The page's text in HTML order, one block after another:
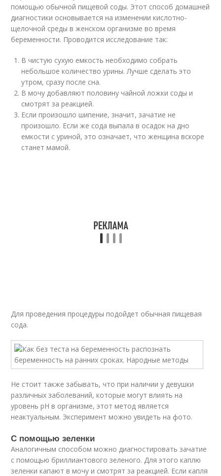
помощью обычной пищевой соды. Этот способ домашней
диагностики основывается на изменении кислотно-
щелочной среды в женском организме во время
беременности. Проводится исследование так:
В чистую сухую емкость необходимо собрать
небольшое количество урины. Лучше сделать это
утром, сразу после сна.
В мочу добавляют половину чайной ложки соды и
смотрят за реакцией.
Если произошло шипение, значит, зачатие не
произошло. Если же сода выпала в осадок на дно
емкости с уриной, это означает, что женщина вскоре
станет мамой.
Для проведения процедуры подойдет обычная пищевая
сода.
Не стоит также забывать, что при наличии у девушки
различных заболеваний, которые могут влиять на
уровень pH в организме, этот метод является
неактуальным. Эксперимент можно увидеть на фото.
С помощью зеленки
Аналогичным способом можно диагностировать зачатие
с помощью бриллиантового зеленого. Для этого каплю
зеленки капают в мочу и смотрят за реакцией. Если капля